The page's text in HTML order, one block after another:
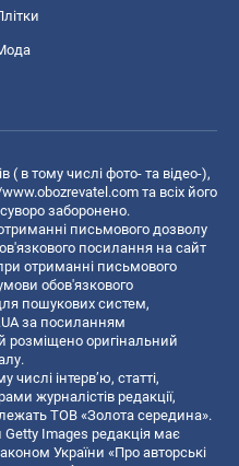
( в тому числі фото- та відео-),
та всіх його
заборонено.
письмового дозволу
посилання на сайт
отриманні письмового
обов'язкового
пошукових систем,
за посиланням
розміщено оригінальний
числі інтерв’ю, статті,
журналістів редакції,
ТОВ «Золота середина».
Getty Images редакція має
України «Про авторські